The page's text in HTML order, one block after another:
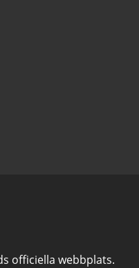
officiella webbplats.